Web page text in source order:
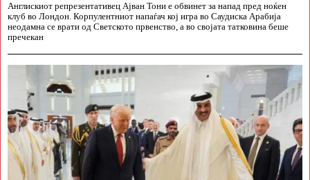
Англискиот репрезентативец Ајван Тони е обвинет за напад пред ноќен
клуб во Лондон. Корпулентниот напаѓач кој игра во Саудиска Арабија
неодамна се врати од Светското првенство, а во својата татковина беше
пречекан